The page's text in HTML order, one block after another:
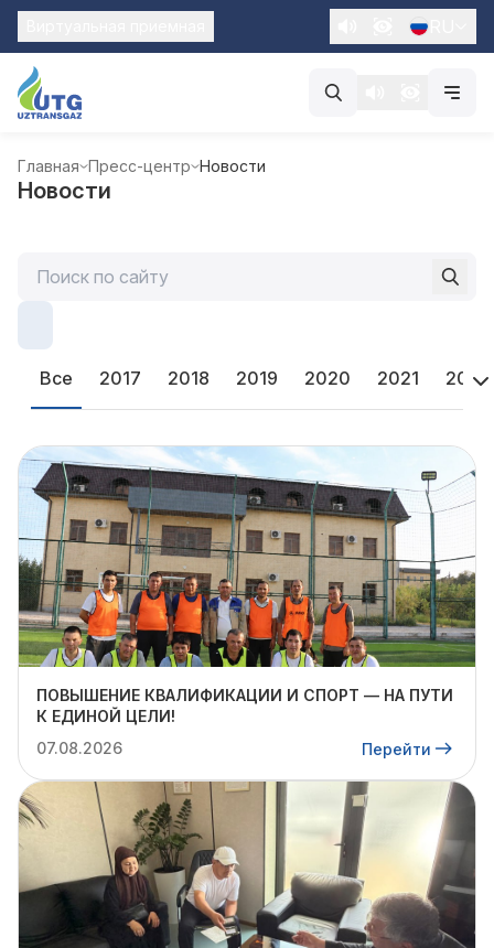
Главная Пресс-центр Новости
Новости
Все 2017 2018 2019 2020 2021 2022
ПОВЫШЕНИЕ КВАЛИФИКАЦИИ И СПОРТ — НА ПУТИ
К ЕДИНОЙ ЦЕЛИ!
07.08.2026
Перейти